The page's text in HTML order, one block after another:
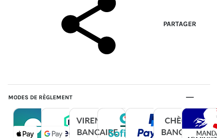
PARTAGER
MODES DE RÈGLEMENT